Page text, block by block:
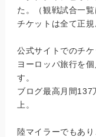
た。（観戦試合一覧
チケットは全て正規
公式サイトでのチ
ヨーロッパ旅行を
す。
ブログ最高月間137
上。
陸マイラーでもあ